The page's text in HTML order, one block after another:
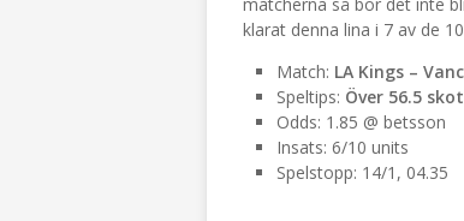
klarat denna lina i 7 av de
Match: LA Kings –
Speltips: Över 56.5
Odds: 1.85 @ betsson
Insats: 6/10 units
Spelstopp: 14/1, 04.35